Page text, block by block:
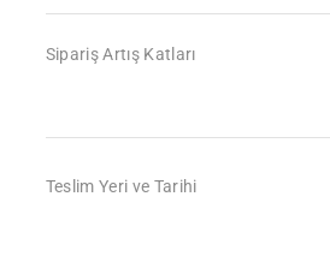
Sipariş Artış Katları
Teslim Yeri ve Tarihi